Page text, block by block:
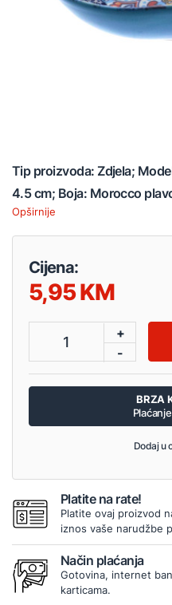
Tip proizvoda: Zdjela;
4.5 cm; Boja: Morocco
Opširnije
Cijena:
5,95
1
+
-
BRZA
Dodaj u
Platite na rate!
Platite ovaj proizvod
iznos vaše narudžbe
Način plaćanja
Gotovina, internet
karticama.